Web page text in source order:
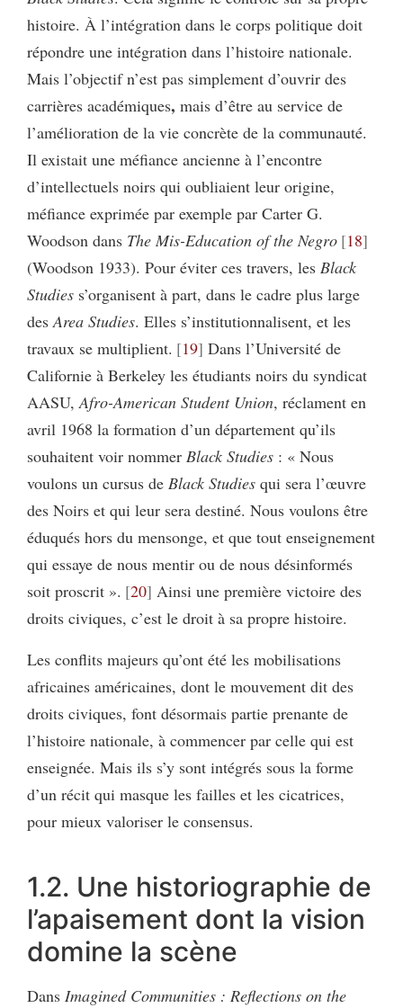
histoire. À l’intégration dans le corps politique doit
répondre une intégration dans l’histoire nationale.
Mais l’objectif n’est pas simplement d’ouvrir des
carrières académiques, mais d’être au service de
l’amélioration de la vie concrète de la communauté.
Il existait une méfiance ancienne à l’encontre
d’intellectuels noirs qui oubliaient leur origine,
méfiance exprimée par exemple par Carter G.
Woodson dans The Mis-Education of the Negro 18
(Woodson 1933). Pour éviter ces travers, les Black
Studies s’organisent à part, dans le cadre plus large
des Area Studies. Elles s’institutionnalisent, et les
travaux se multiplient. 19 Dans l’Université de
Californie à Berkeley les étudiants noirs du syndicat
AASU, Afro-American Student Union, réclament en
avril 1968 la formation d’un département qu’ils
souhaitent voir nommer Black Studies : « Nous
voulons un cursus de Black Studies qui sera l’œuvre
des Noirs et qui leur sera destiné. Nous voulons être
éduqués hors du mensonge, et que tout enseignement
qui essaye de nous mentir ou de nous désinformés
soit proscrit ». 20 Ainsi une première victoire des
droits civiques, c’est le droit à sa propre histoire.
Les conflits majeurs qu’ont été les mobilisations
africaines américaines, dont le mouvement dit des
droits civiques, font désormais partie prenante de
l’histoire nationale, à commencer par celle qui est
enseignée. Mais ils s’y sont intégrés sous la forme
d’un récit qui masque les failles et les cicatrices,
pour mieux valoriser le consensus.
1.2. Une historiographie de
l’apaisement dont la vision
domine la scène
Dans Imagined Communities : Reflections on the